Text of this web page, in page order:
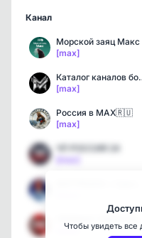
Канал
Морской заяц Макс
[max]
[max]
Россия в MAX🇷🇺
[max]
ЧП РОССИЯ 24
[max]
Чтобы увидеть